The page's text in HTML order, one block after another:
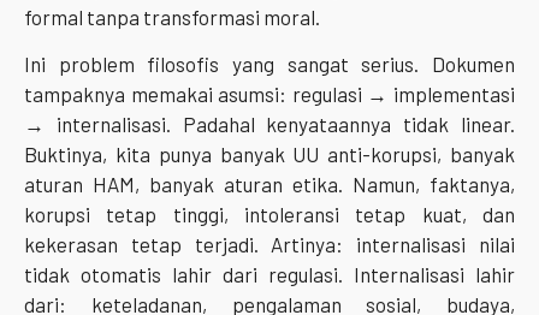
formal tanpa transformasi moral.
Ini problem filosofis yang sangat serius. Dokumen
tampaknya memakai asumsi: regulasi → implementasi
→ internalisasi. Padahal kenyataannya tidak linear.
Buktinya, kita punya banyak UU anti-korupsi, banyak
aturan HAM, banyak aturan etika. Namun, faktanya,
korupsi tetap tinggi, intoleransi tetap kuat, dan
kekerasan tetap terjadi. Artinya: internalisasi nilai
tidak otomatis lahir dari regulasi. Internalisasi lahir
dari: keteladanan, pengalaman sosial, budaya,